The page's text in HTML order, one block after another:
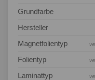
Grundfarbe
Hersteller
Magnetfolientyp
Folientyp
Laminattyp